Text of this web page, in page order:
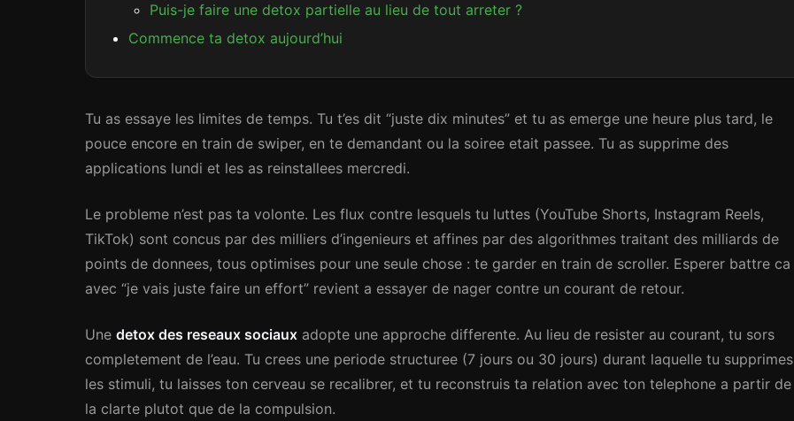
Puis-je faire une detox partielle au lieu de tout arreter ?
Commence ta detox aujourd’hui
Tu as essaye les limites de temps. Tu t’es dit “juste dix minutes” et tu as emerge une heure plus tard, le
pouce encore en train de swiper, en te demandant ou la soiree etait passee. Tu as supprime des
applications lundi et les as reinstallees mercredi.
Le probleme n’est pas ta volonte. Les flux contre lesquels tu luttes (YouTube Shorts, Instagram Reels,
TikTok) sont concus par des milliers d’ingenieurs et affines par des algorithmes traitant des milliards de
points de donnees, tous optimises pour une seule chose : te garder en train de scroller. Esperer battre ca
avec “je vais juste faire un effort” revient a essayer de nager contre un courant de retour.
Une detox des reseaux sociaux adopte une approche differente. Au lieu de resister au courant, tu sors
completement de l’eau. Tu crees une periode structuree (7 jours ou 30 jours) durant laquelle tu supprimes
les stimuli, tu laisses ton cerveau se recalibrer, et tu reconstruis ta relation avec ton telephone a partir de
la clarte plutot que de la compulsion.